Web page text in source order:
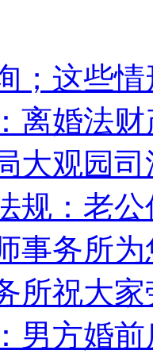
；这些
离婚法
大观园
规：老
事务所
所祝大
男方婚